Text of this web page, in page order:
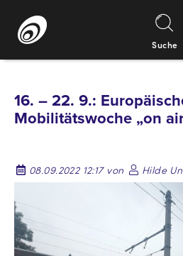
Inhalt
Suche
16. – 22. 9.:
Mobilitätswoche „on
08.09.2022 12:17 von Hilde